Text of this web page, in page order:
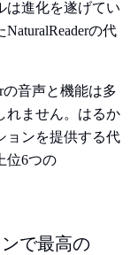
は進化を遂げてい
の代
の音声と機能は多
れません。はるか
ョンを提供する代
位6つの
で最高の